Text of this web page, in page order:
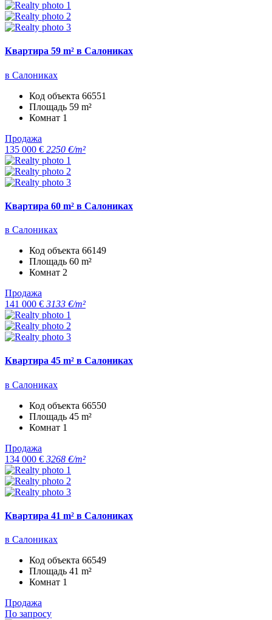
Квартира 59 m² в Салониках
в Салониках
Код объекта 66551
Площадь 59 m²
Комнат 1
Продажа
135 000 € 2250 €/m²
Квартира 60 m² в Салониках
в Салониках
Код объекта 66149
Площадь 60 m²
Комнат 2
Продажа
141 000 € 3133 €/m²
Квартира 45 m² в Салониках
в Салониках
Код объекта 66550
Площадь 45 m²
Комнат 1
Продажа
134 000 € 3268 €/m²
Квартира 41 m² в Салониках
в Салониках
Код объекта 66549
Площадь 41 m²
Комнат 1
Продажа
По запросу